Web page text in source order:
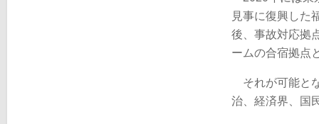
見事に復興した
後、事故対応拠
ームの合宿拠点
それが可能と
治、経済界、国